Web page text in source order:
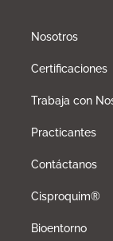
Nosotros
Certificaciones
Trabaja con
Practicantes
Contáctanos
Cisproquim®
Bioentorno